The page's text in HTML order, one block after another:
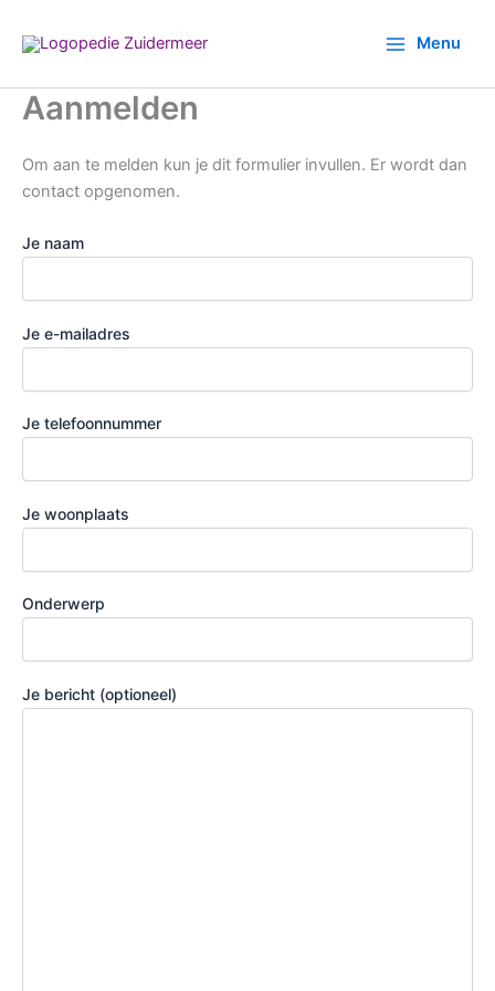
naar
inhoud
Menu
Aanmelden
Om aan te melden kun je dit formulier invullen. Er wordt dan
contact opgenomen.
Je naam
Je e-mailadres
Je telefoonnummer
Je woonplaats
Onderwerp
Je bericht (optioneel)